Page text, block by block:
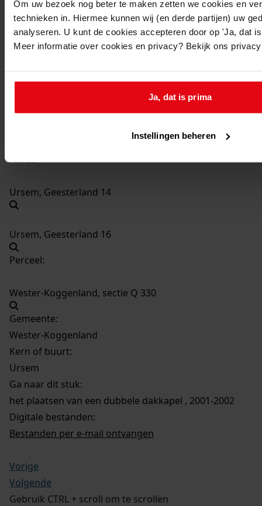
Om uw bezoek nog beter te maken zetten we cookies en
technieken in. Hiermee kunnen wij (en derde partijen) uw
analyseren. U kunt de cookies accepteren door op 'Ja, dat
Meer informatie over cookies en privacy? Bekijk ons
Ja, dat is prima
Instellingen beheren
2879het plaatsen van een dubbele dakkapel , 2001-
2002
het plaatsen van een dubbele dakkapel
Adres:
Ursem, Geesterland 14
Ursem, Geesterland 16
Perceel:
Wester-Koggenland, sectie Q 330
Gemeente:
Wester-Koggenland
Kern of buurt:
Ursem
Ga naar dit stuk:
het plaatsen van een dubbele dakkapel , 2001-2002
Digitale bestanden:
Bestanden per e-mail ontvangen
Vorige
Volgende
Gebruik CTRL + scroll om te scrollen